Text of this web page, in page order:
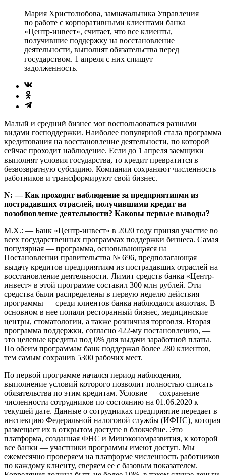
Мария Христолюбова, замначальника Управления
по работе с корпоративными клиентами банка
«Центр-инвест», считает, что все клиенты,
получившие поддержку на восстановление
деятельности, выполнят обязательства перед
государством. 1 апреля с них спишут
задолженность.
Малый и средний бизнес мог воспользоваться разными
видами господдержки. Наиболее популярной стала программа
кредитования на восстановление деятельности, по которой
сейчас проходит наблюдение. Если до 1 апреля заемщики
выполнят условия государства, то кредит превратится в
безвозвратную субсидию. Компании сохраняют численность
работников и трансформируют свой бизнес.
N: — Как проходит наблюдение за предприятиями из
пострадавших отраслей, получившими кредит на
возобновление деятельности? Каковы первые выводы?
М.Х.: — Банк «Центр-инвест» в 2020 году принял участие во
всех государственных программах поддержки бизнеса. Самая
популярная — программа, основывающаяся на
Постановлении правительства № 696, предполагающая
выдачу кредитов предприятиям из пострадавших отраслей на
восстановление деятельности. Лимит средств банка «Центр-
инвест» в этой программе составил 300 млн рублей. Эти
средства были распределены в первую неделю действия
программы — среди клиентов банка наблюдался ажиотаж. В
основном в нее попали ресторанный бизнес, медицинские
центры, стоматологии, а также розничная торговля. Вторая
программа поддержки, согласно 422-му постановлению, —
это целевые кредиты под 0% для выдачи заработной платы.
По обеим программам банк поддержал более 280 клиентов,
тем самым сохранив 5300 рабочих мест.
По первой программе начался период наблюдения,
выполнение условий которого позволит полностью списать
обязательства по этим кредитам. Условие — сохранение
численности сотрудников по состоянию на 01.06.2020 к
текущей дате. Данные о сотрудниках предприятие передает в
инспекцию Федеральной налоговой службы (ИФНС), которая
размещает их в открытом доступе в блокчейне. Это
платформа, созданная ФНС и Минэкономразвития, к которой
все банки — участники программы имеют доступ. Мы
ежемесячно проверяем на платформе численность работников
по каждому клиенту, сверяем ее с базовым показателем.